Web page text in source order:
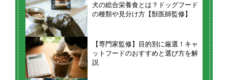
犬の総合栄養食とは？ドッグフード
の種類や見分け方【獣医師監修】
【専門家監修】目的別に厳選！キャ
ットフードのおすすめと選び方を解
説